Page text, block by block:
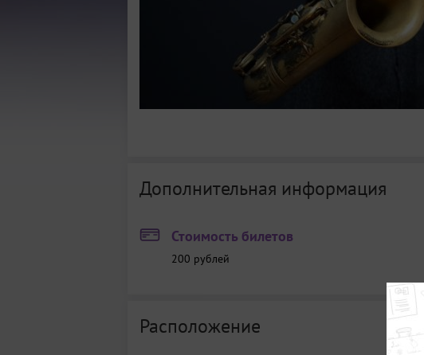
Дополнительная информация
Стоимость билетов
200 рублей
Расположение